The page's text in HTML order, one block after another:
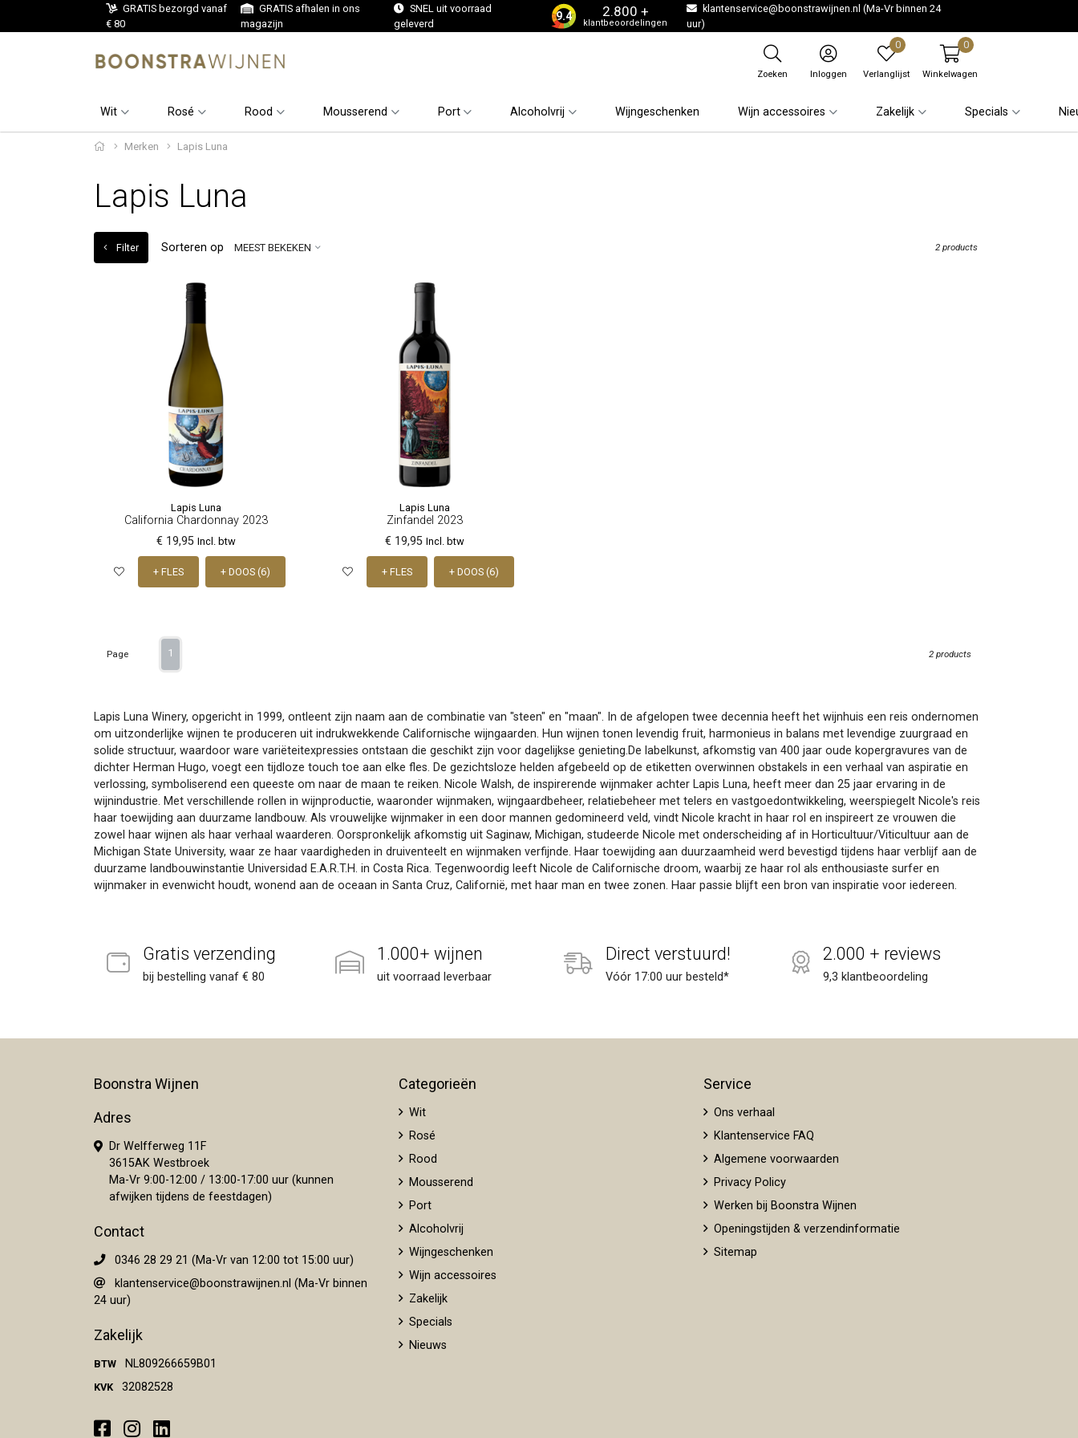
GRATIS bezorgd vanaf
€ 80
GRATIS afhalen in ons
magazijn
SNEL uit voorraad
geleverd
9.4 2.800 +
klantbeoordelingen
klantenservice@boonstrawijnen.nl (Ma-Vr binnen 24
uur)
Zoeken Inloggen
0
Verlanglijst
0
Winkelwagen
Wit Rosé Rood Mousserend Port Alcoholvrij Wijngeschenken Wijn accessoires Zakelijk Specials
Merken Lapis Luna
Lapis Luna
Filter Sorteren op MEEST BEKEKEN 2 products
Lapis Luna
California Chardonnay 2023
€ 19,95 Incl. btw
+ FLES + DOOS (6)
Lapis Luna
Zinfandel 2023
€ 19,95 Incl. btw
+ FLES + DOOS (6)
Page 1 2 products
Lapis Luna Winery, opgericht in 1999, ontleent zijn naam aan de combinatie van "steen" en "maan". In de afgelopen twee decennia heeft het wijnhuis een reis ondernomen
om uitzonderlijke wijnen te produceren uit indrukwekkende Californische wijngaarden. Hun wijnen tonen levendig fruit, harmonieus in balans met levendige zuurgraad en
solide structuur, waardoor ware variëteitexpressies ontstaan die geschikt zijn voor dagelijkse genieting.De labelkunst, afkomstig van 400 jaar oude kopergravures van de
dichter Herman Hugo, voegt een tijdloze touch toe aan elke fles. De gezichtsloze helden afgebeeld op de etiketten overwinnen obstakels in een verhaal van aspiratie en
verlossing, symboliserend een queeste om naar de maan te reiken. Nicole Walsh, de inspirerende wijnmaker achter Lapis Luna, heeft meer dan 25 jaar ervaring in de
wijnindustrie. Met verschillende rollen in wijnproductie, waaronder wijnmaken, wijngaardbeheer, relatiebeheer met telers en vastgoedontwikkeling, weerspiegelt Nicole's reis
haar toewijding aan duurzame landbouw. Als vrouwelijke wijnmaker in een door mannen gedomineerd veld, vindt Nicole kracht in haar rol en inspireert ze vrouwen die
zowel haar wijnen als haar verhaal waarderen. Oorspronkelijk afkomstig uit Saginaw, Michigan, studeerde Nicole met onderscheiding af in Horticultuur/Viticultuur aan de
Michigan State University, waar ze haar vaardigheden in druiventeelt en wijnmaken verfijnde. Haar toewijding aan duurzaamheid werd bevestigd tijdens haar verblijf aan de
duurzame landbouwinstantie Universidad E.A.R.T.H. in Costa Rica. Tegenwoordig leeft Nicole de Californische droom, waarbij ze haar rol als enthousiaste surfer en
wijnmaker in evenwicht houdt, wonend aan de oceaan in Santa Cruz, Californië, met haar man en twee zonen. Haar passie blijft een bron van inspiratie voor iedereen.
Gratis verzending
bij bestelling vanaf € 80
1.000+ wijnen
uit voorraad leverbaar
Direct verstuurd!
Vóór 17:00 uur besteld*
2.000 + reviews
9,3 klantbeoordeling
Boonstra Wijnen
Adres
Dr Welfferweg 11F
3615AK Westbroek
Ma-Vr 9:00-12:00 / 13:00-17:00 uur (kunnen
afwijken tijdens de feestdagen)
Contact
0346 28 29 21 (Ma-Vr van 12:00 tot 15:00 uur)
klantenservice@boonstrawijnen.nl (Ma-Vr binnen
24 uur)
Zakelijk
BTW NL809266659B01
KVK 32082528
Facebook
Instagram
LinkedIn
Categorieën
Wit
Rosé
Rood
Mousserend
Port
Alcoholvrij
Wijngeschenken
Wijn accessoires
Zakelijk
Specials
Nieuws
Service
Ons verhaal
Klantenservice FAQ
Algemene voorwaarden
Privacy Policy
Werken bij Boonstra Wijnen
Openingstijden & verzendinformatie
Sitemap